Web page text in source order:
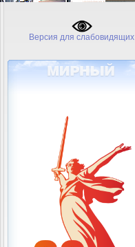
Версия для слабовидящих